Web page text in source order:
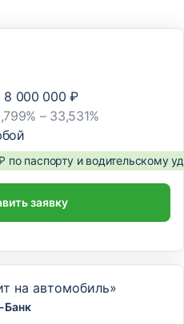
8 000 000 ₽
– 33,531%
по паспорту и водительскому
заявку
на автомобиль»
Банк